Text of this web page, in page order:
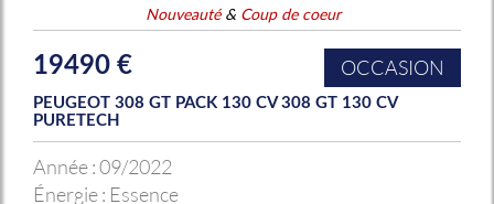
Nouveauté& Coup de coeur
19490 € OCCASION
PEUGEOT 308 GT PACK 130 CV 308 GT 130 CV
PURETECH
Année :09/2022
Énergie : Essence